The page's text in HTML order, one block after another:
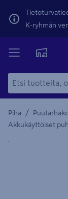
K-ryhmän
Piha /
Akkukäyttöiset